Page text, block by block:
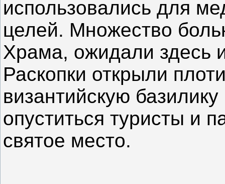
использовались для
целей. Множество
Храма, ожидали здесь
Раскопки открыли
византийскую
опуститься туристы и
святое место.